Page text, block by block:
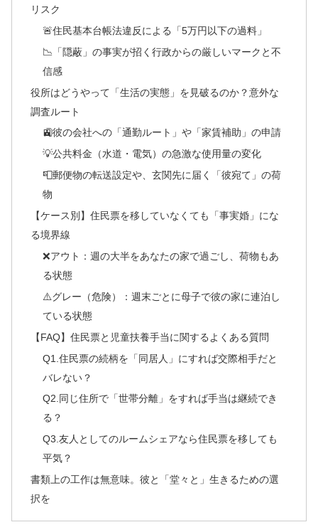
リスク
🚨住民基本台帳法違反による「5万円以下の過料」
📉「隠蔽」の事実が招く行政からの厳しいマークと不
信感
役所はどうやって「生活の実態」を見破るのか？意外な
調査ルート
🚉彼の会社への「通勤ルート」や「家賃補助」の申請
💡公共料金（水道・電気）の急激な使用量の変化
📮郵便物の転送設定や、玄関先に届く「彼宛て」の荷
物
【ケース別】住民票を移していなくても「事実婚」にな
る境界線
❌アウト：週の大半をあなたの家で過ごし、荷物もあ
る状態
⚠️グレー（危険）：週末ごとに母子で彼の家に連泊し
ている状態
【FAQ】住民票と児童扶養手当に関するよくある質問
Q1.住民票の続柄を「同居人」にすれば交際相手だと
バレない？
Q2.同じ住所で「世帯分離」をすれば手当は継続でき
る？
Q3.友人としてのルームシェアなら住民票を移しても
平気？
書類上の工作は無意味。彼と「堂々と」生きるための選
択を